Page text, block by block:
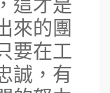
來的團
要在工
誠，有